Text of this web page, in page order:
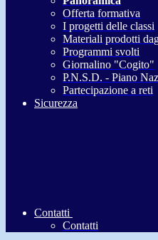
Offerta formativa
I progetti delle classi
Materiali prodotti
Programmi svolti
Giornalino "Cogito"
P.N.S.D. - Piano
Partecipazione a reti
Sicurezza
Contatti
Contatti